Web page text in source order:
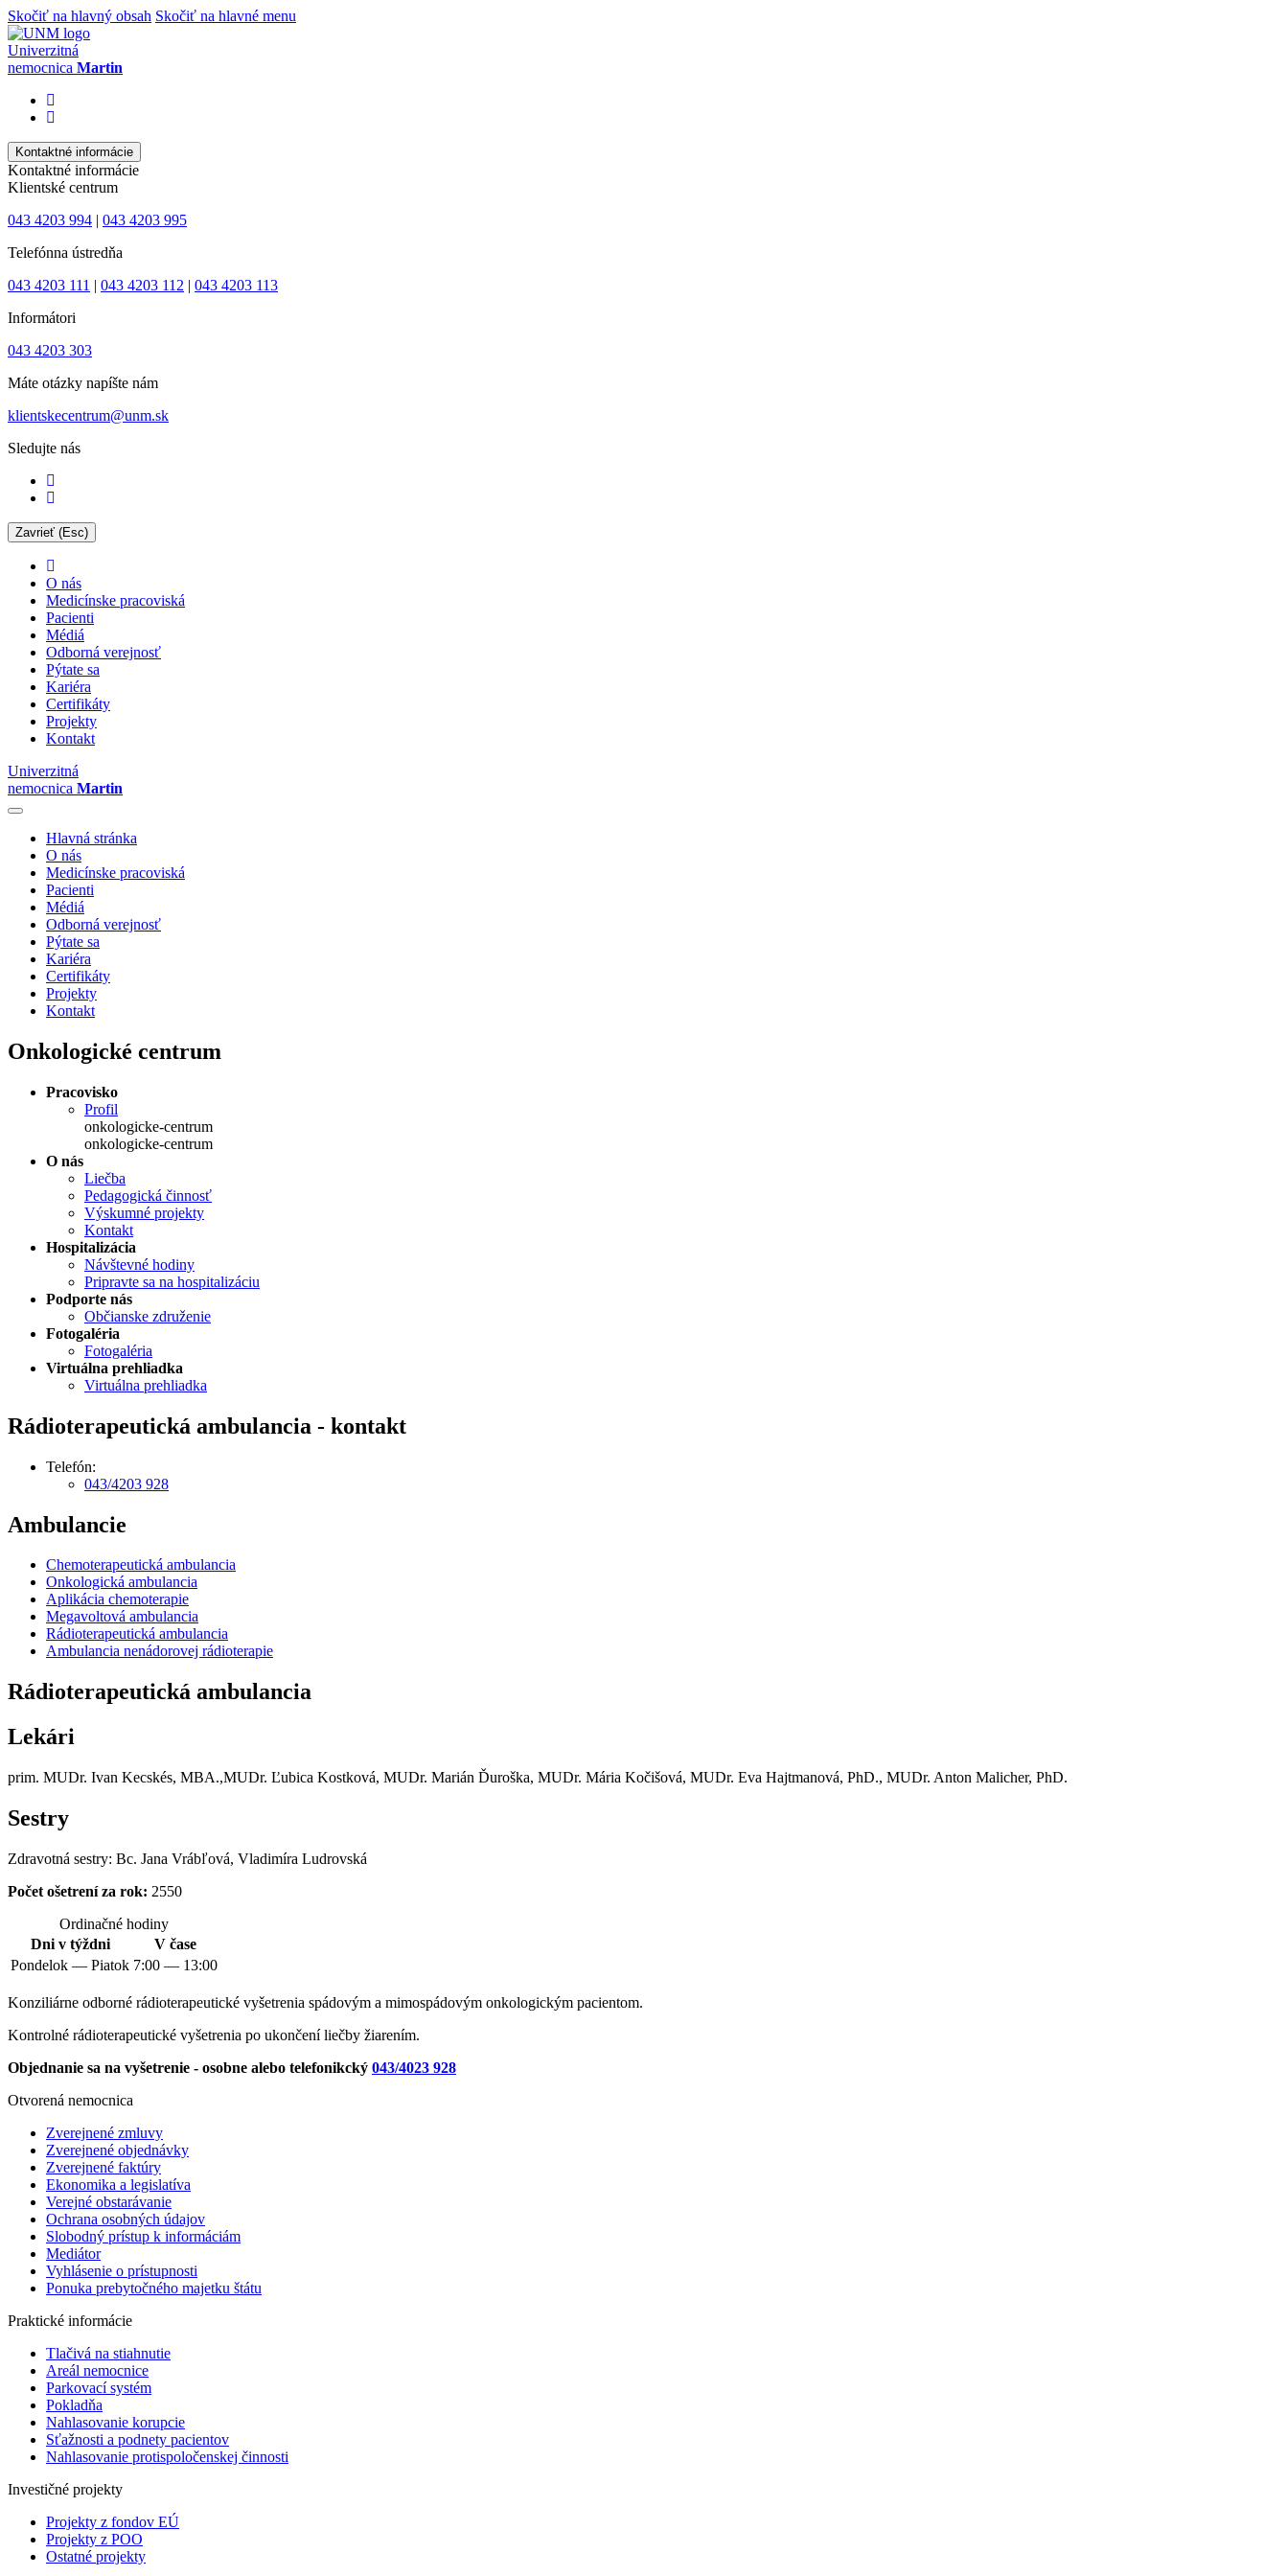
Skočiť na hlavný obsah Skočiť na hlavné menu
Univerzitná
nemocnica Martin
Kontaktné informácie
Kontaktné informácie
Klientské centrum
043 4203 994 | 043 4203 995
Telefónna ústredňa
043 4203 111 | 043 4203 112 | 043 4203 113
Informátori
043 4203 303
Máte otázky napíšte nám
klientskecentrum@unm.sk
Sledujte nás
Zavrieť (Esc)
O nás
Medicínske pracoviská
Pacienti
Médiá
Odborná verejnosť
Pýtate sa
Kariéra
Certifikáty
Projekty
Kontakt
Univerzitná
nemocnica Martin
Hlavná stránka
O nás
Medicínske pracoviská
Pacienti
Médiá
Odborná verejnosť
Pýtate sa
Kariéra
Certifikáty
Projekty
Kontakt
Onkologické centrum
Pracovisko
Profil
onkologicke-centrum
onkologicke-centrum
O nás
Liečba
Pedagogická činnosť
Výskumné projekty
Kontakt
Hospitalizácia
Návštevné hodiny
Pripravte sa na hospitalizáciu
Podporte nás
Občianske združenie
Fotogaléria
Fotogaléria
Virtuálna prehliadka
Virtuálna prehliadka
Rádioterapeutická ambulancia - kontakt
Telefón:
043/4203 928
Ambulancie
Chemoterapeutická ambulancia
Onkologická ambulancia
Aplikácia chemoterapie
Megavoltová ambulancia
Rádioterapeutická ambulancia
Ambulancia nenádorovej rádioterapie
Rádioterapeutická ambulancia
Lekári
prim. MUDr. Ivan Kecskés, MBA.,MUDr. Ľubica Kostková, MUDr. Marián Ďuroška, MUDr. Mária Kočišová, MUDr. Eva Hajtmanová, PhD., MUDr. Anton Malicher, PhD.
Sestry
Zdravotná sestry: Bc. Jana Vrábľová, Vladimíra Ludrovská
Počet ošetrení za rok: 2550
Ordinačné hodiny
Dni v týždni
V čase
Pondelok — Piatok 7:00 — 13:00
Konziliárne odborné rádioterapeutické vyšetrenia spádovým a mimospádovým onkologickým pacientom.
Kontrolné rádioterapeutické vyšetrenia po ukončení liečby žiarením.
Objednanie sa na vyšetrenie - osobne alebo telefonikcký 043/4023 928
Otvorená nemocnica
Zverejnené zmluvy
Zverejnené objednávky
Zverejnené faktúry
Ekonomika a legislatíva
Verejné obstarávanie
Ochrana osobných údajov
Slobodný prístup k informáciám
Mediátor
Vyhlásenie o prístupnosti
Ponuka prebytočného majetku štátu
Praktické informácie
Tlačivá na stiahnutie
Areál nemocnice
Parkovací systém
Pokladňa
Nahlasovanie korupcie
Sťažnosti a podnety pacientov
Nahlasovanie protispoločenskej činnosti
Investičné projekty
Projekty z fondov EÚ
Projekty z POO
Ostatné projekty